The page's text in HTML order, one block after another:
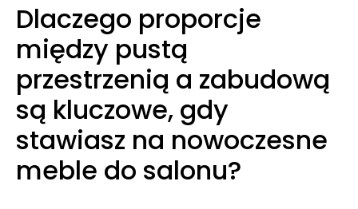
Dlaczego proporcje
między pustą
przestrzenią a zabudową
są kluczowe, gdy
stawiasz na nowoczesne
meble do salonu?